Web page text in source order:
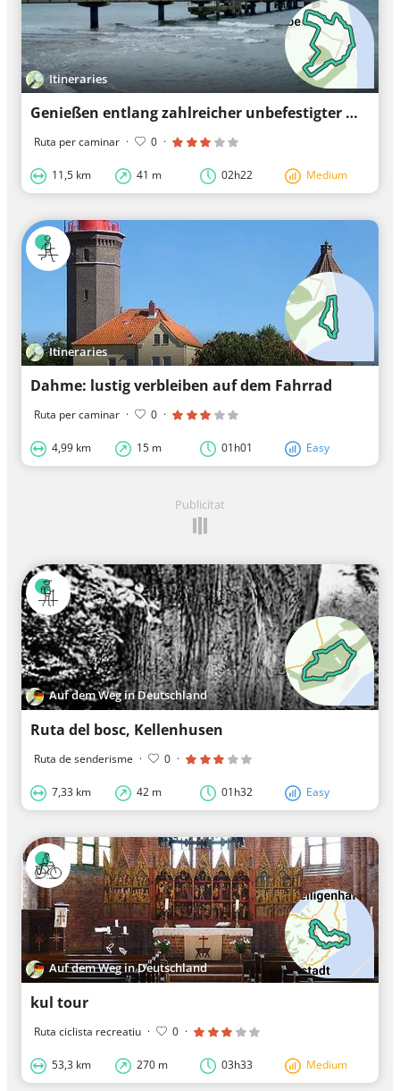
Itineraries
Genießen entlang zahlreicher unbefestigter Wege in Dahme
Ruta per caminar · 0 ·
11,5 km 41 m 02h22 Medium
Itineraries
Dahme: lustig verbleiben auf dem Fahrrad
Ruta per caminar · 0 ·
4,99 km 15 m 01h01 Easy
Publicitat
Auf dem Weg in Deutschland
Ruta del bosc, Kellenhusen
Ruta de senderisme · 0 ·
7,33 km 42 m 01h32 Easy
Auf dem Weg in Deutschland
kul tour
Ruta ciclista recreatiu · 0 ·
53,3 km 270 m 03h33 Medium